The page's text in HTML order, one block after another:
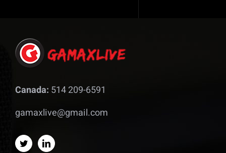
Canada: 514 209-6591
gamaxlive@gmail.com